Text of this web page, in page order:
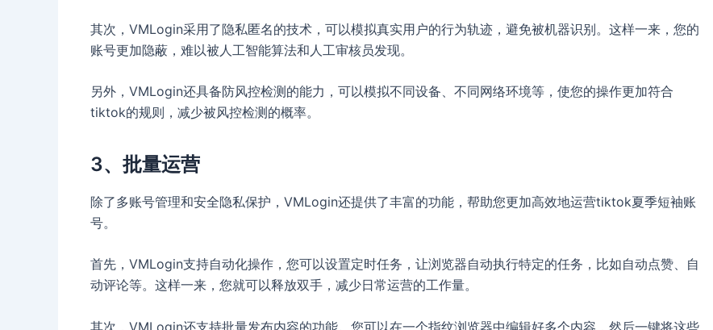
其次，VMLogin采用了隐私匿名的技术，可以模拟真实用户的行为轨迹，避免被机器识别。这样一来，您的
账号更加隐蔽，难以被人工智能算法和人工审核员发现。
另外，VMLogin还具备防风控检测的能力，可以模拟不同设备、不同网络环境等，使您的操作更加符合
tiktok的规则，减少被风控检测的概率。
3、批量运营
除了多账号管理和安全隐私保护，VMLogin还提供了丰富的功能，帮助您更加高效地运营tiktok夏季短袖账
号。
首先，VMLogin支持自动化操作，您可以设置定时任务，让浏览器自动执行特定的任务，比如自动点赞、自
动评论等。这样一来，您就可以释放双手，减少日常运营的工作量。
其次，VMLogin还支持批量发布内容的功能。您可以在一个指纹浏览器中编辑好多个内容，然后一键将这些